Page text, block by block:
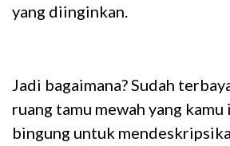
yang diinginkan.
Jadi bagaimana? Sudah
ruang tamu mewah yang kamu
bingung untuk